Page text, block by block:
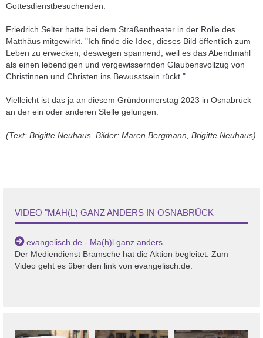
Gottesdienstbesuchenden.
Friedrich Selter hatte bei dem Straßentheater in der Rolle des
Matthäus mitgewirkt. "Ich finde die Idee, dieses Bild öffentlich zum
Leben zu erwecken, deswegen spannend, weil es das Abendmahl
als einen lebendigen und vergewissernden Glaubensvollzug von
Christinnen und Christen ins Bewusstsein rückt."
Vielleicht ist das ja an diesem Gründonnerstag 2023 in Osnabrück
an der ein oder anderen Stelle gelungen.
(Text: Brigitte Neuhaus, Bilder: Maren Bergmann, Brigitte Neuhaus)
VIDEO "MAH(L) GANZ ANDERS IN OSNABRÜCK
evangelisch.de - Ma(h)l ganz anders
Der Mediendienst Bramsche hat die Aktion begleitet. Zum
Video geht es über den link von evangelisch.de.